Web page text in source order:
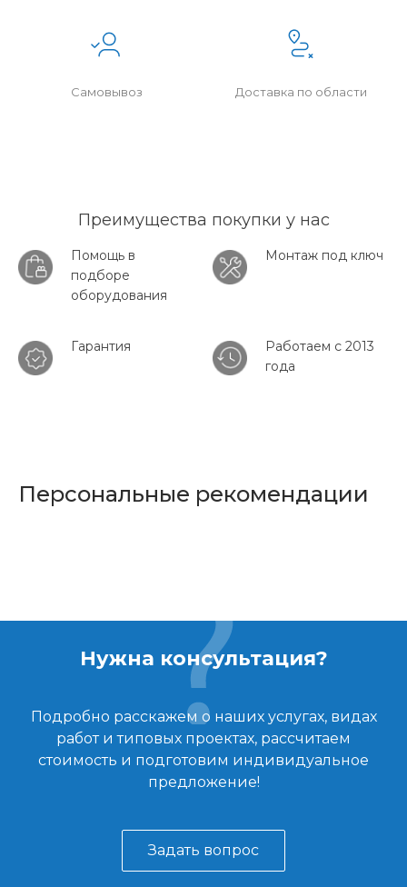
Самовывоз Доставка по области
Преимущества покупки у нас
Помощь в
подборе
оборудования
Монтаж под ключ
Гарантия
Работаем с 2013
года
Персональные рекомендации
Нужна консультация?
Подробно расскажем о наших услугах, видах
работ и типовых проектах, рассчитаем
стоимость и подготовим индивидуальное
предложение!
Задать вопрос